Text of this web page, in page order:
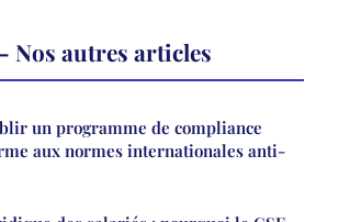
Nos autres articles
un programme de compliance
aux normes internationales anti-